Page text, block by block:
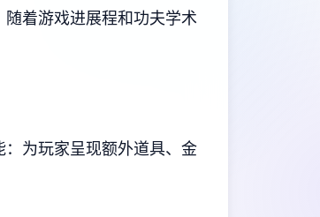
随着游戏进展程和功夫学术
：为玩家呈现额外道具、金